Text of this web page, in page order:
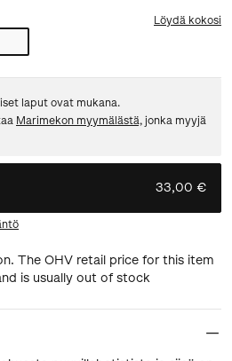
Löydä kokosi
laput ovat mukana.
Marimekon myymälästä, jonka myyjä
33,00 €
The OHV retail price for this item
is usually out of stock